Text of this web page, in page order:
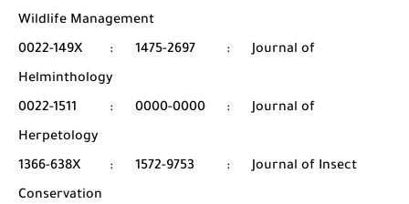
Wildlife Management
0022-149X
: 1475-2697 :
Journal of
Helminthology
0022-1511
: 0000-0000 :
Journal of
Herpetology
1366-638X
: 1572-9753 :
Journal of Insect
Conservation